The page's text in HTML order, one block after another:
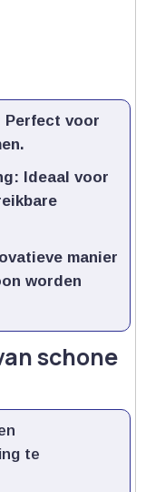
Perfect voor
Ideaal voor
manier
worden
schone
te